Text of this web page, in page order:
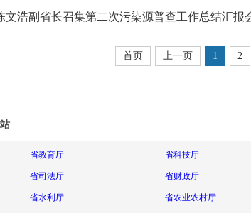
文浩副省长召集第二次污染源普查工作总结汇报
首页 上一页 1 2
省教育厅 省科技厅
省司法厅 省财政厅
省水利厅 省农业农村厅